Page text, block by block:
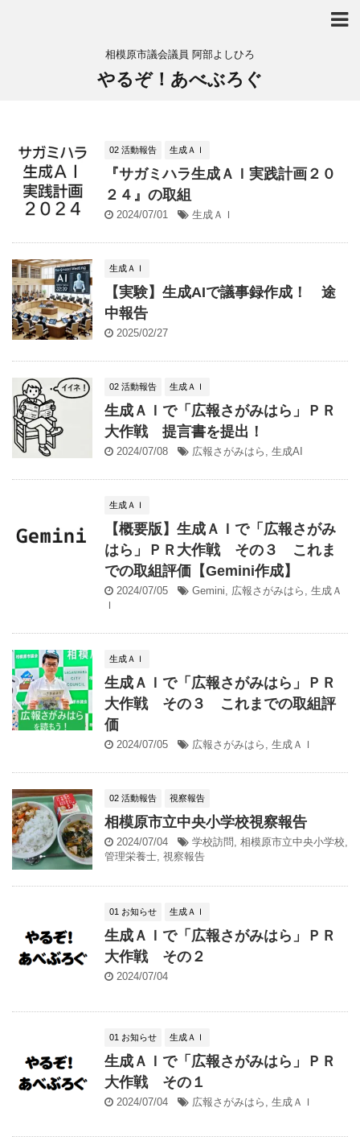
相模原市議会議員 阿部よしひろ
やるぞ！あべぶろぐ
02 活動報告 生成ＡＩ
『サガミハラ生成ＡＩ実践計画２０
２４』の取組
2024/07/01 生成ＡＩ
生成ＡＩ
【実験】生成AIで議事録作成！ 途
中報告
2025/02/27
02 活動報告 生成ＡＩ
生成ＡＩで「広報さがみはら」ＰＲ
大作戦 提言書を提出！
2024/07/08 広報さがみはら , 生成AI
生成ＡＩ
【概要版】生成ＡＩで「広報さがみ
はら」ＰＲ大作戦 その３ これま
での取組評価【Gemini作成】
2024/07/05 Gemini, 広報さがみはら , 生成Ａ
Ｉ
生成ＡＩ
生成ＡＩで「広報さがみはら」ＰＲ
大作戦 その３ これまでの取組評
価
2024/07/05 広報さがみはら , 生成ＡＩ
02 活動報告 視察報告
相模原市立中央小学校視察報告
2024/07/04 学校訪問 , 相模原市立中央小学校,
管理栄養士, 視察報告
01 お知らせ 生成ＡＩ
生成ＡＩで「広報さがみはら」ＰＲ
大作戦 その２
2024/07/04
01 お知らせ 生成ＡＩ
生成ＡＩで「広報さがみはら」ＰＲ
大作戦 その１
2024/07/04 広報さがみはら 生成ＡＩ